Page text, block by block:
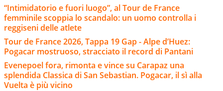
“Intimidatorio e fuori luogo”, al Tour de France
femminile scoppia lo scandalo: un uomo controlla i
reggiseni delle atlete
Tour de France 2026, Tappa 19 Gap - Alpe d’Huez:
Pogacar mostruoso, stracciato il record di Pantani
Evenepoel fora, rimonta e vince su Carapaz una
splendida Classica di San Sebastian. Pogacar, il sì alla
Vuelta è più vicino